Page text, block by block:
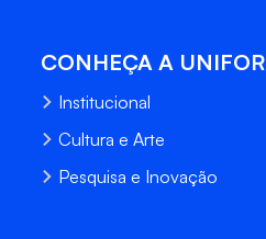
CONHEÇA A UNIFOR
Institucional
Cultura e Arte
Pesquisa e Inovação